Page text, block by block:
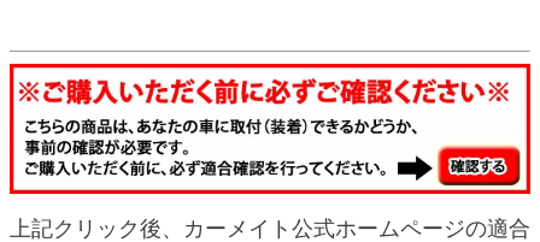
上記クリック後、カーメイト公式ホームページの適合